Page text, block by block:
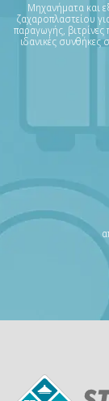
Μηχανήματα και
ζαχαροπλαστείου
παραγωγής,
ιδανικές συνθήκες